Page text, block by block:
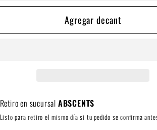
Agregar decant
Retiro en sucursal ABSCENTS
Listo para retiro el mismo día si tu pedido se confirma